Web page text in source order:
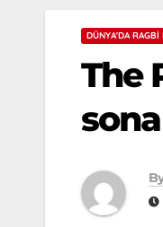
DÜNYA'DA RAGBI
The